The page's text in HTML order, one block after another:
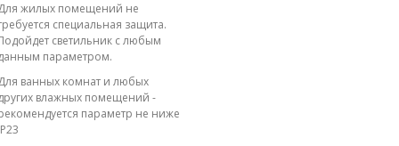
жилых помещений не
специальная защита.
светильник с любым
параметром.
ванных комнат и любых
влажных помещений -
параметр не ниже